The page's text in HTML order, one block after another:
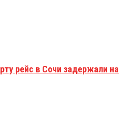
рейс в Сочи задержали на